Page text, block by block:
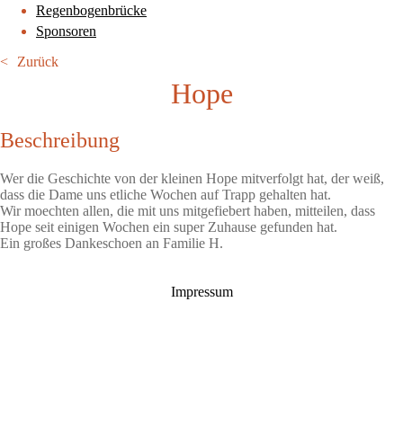
Regenbogenbrücke
Sponsoren
Zurück
Hope
Beschreibung
Wer die Geschichte von der kleinen Hope mitverfolgt hat, der weiß,
dass die Dame uns etliche Wochen auf Trapp gehalten hat.
Wir moechten allen, die mit uns mitgefiebert haben, mitteilen, dass
Hope seit einigen Wochen ein super Zuhause gefunden hat.
Ein großes Dankeschoen an Familie H.
Impressum